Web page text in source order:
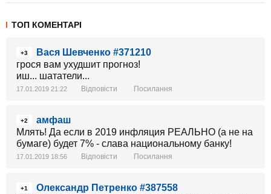
ТОП КОМЕНТАРІ
+3
Вася Шевченко #371210
грося вам ухудшит прогноз!
иш... шататели...
17.01.2019 21:22 Відповісти Посилання
+2
амфаш
Млять! Да если в 2019 инфляция РЕАЛЬНО (а не на
бумаге) будет 7% - слава национальному банку!
17.01.2019 18:56 Відповісти Посилання
+1
Олександр Петренко #387558